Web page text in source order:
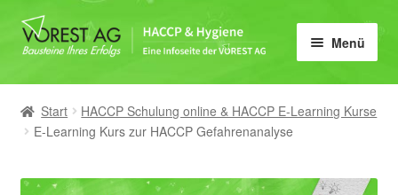
Zur
Navigation
Zum
Inhalt
Menü
Home
HACCP
Lebensmittelhygiene
Start
HACCP Schulung online & HACCP E-Learning Kurse
E-Learning Kurs zur HACCP Gefahrenanalyse